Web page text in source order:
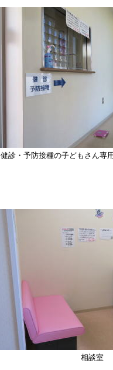
健診・予防接種の子どもさん専
相談室